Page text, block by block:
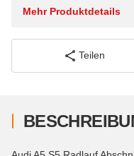
Mehr Produktdetails
Teilen